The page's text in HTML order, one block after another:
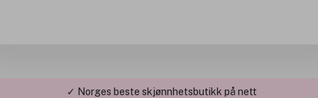
✓ Norges beste skjønnhetsbutikk på nett